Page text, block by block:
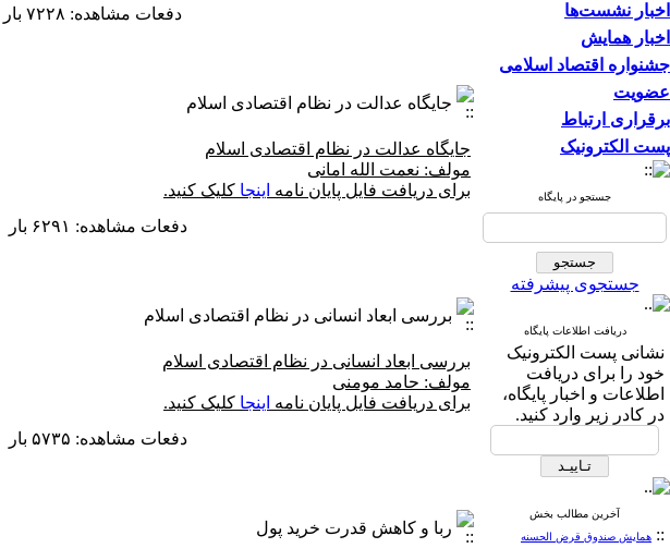
اخبار نشست‌ها
اخبار همایش
جشنواره اقتصاد اسلامی
عضویت
برقراری ارتباط
پست الکترونیک
جستجو در پایگاه
جستجوی پیشرفته
دریافت اطلاعات پایگاه
نشانی پست الکترونیک
خود را برای دریافت
اطلاعات و اخبار پایگاه،
در کادر زیر وارد کنید.
آخرین مطالب بخش
:: همایش صندوق قرض الحسنه
دفعات مشاهده: ۷۲۲۸ بار | دفعات چاپ: ۱۵۱۶ بار | دفعات ارسال به دیگران: ۹۳ بار |
جایگاه عدالت در نظام اقتصادی اسلام
جایگاه عدالت در نظام اقتصادی اسلام
مولف: نعمت الله امانی
برای دریافت فایل پایان نامه اینجا کلیک کنید.
دفعات مشاهده: ۶۲۹۱ بار | دفعات چاپ: ۱۵۲۸ بار | دفعات ارسال به دیگران: ۱۰۵ بار |
بررسی ابعاد انسانی در نظام اقتصادی اسلام
بررسی ابعاد انسانی در نظام اقتصادی اسلام
مولف: حامد مومنی
برای دریافت فایل پایان نامه اینجا کلیک کنید.
دفعات مشاهده: ۵۷۳۵ بار | دفعات چاپ: ۱۵۰۱ بار | دفعات ارسال به دیگران: ۱۰۰ بار |
ربا و کاهش قدرت خرید پول